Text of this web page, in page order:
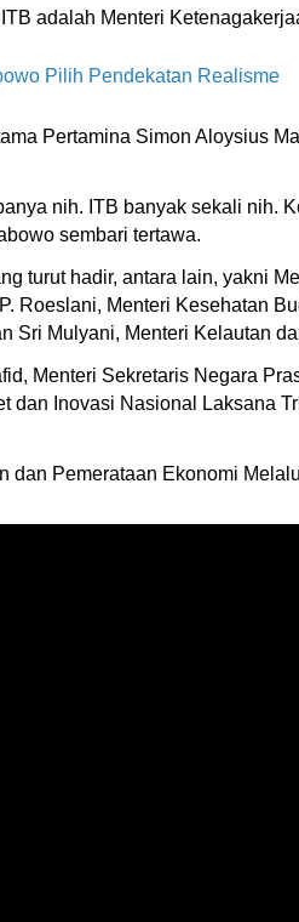
adalah Menteri
Pilih Pendekatan Realisme
Pertamina Simon Aloysius
nih. ITB banyak sekali nih.
sembari tertawa.
turut hadir, antara lain, yakni
Roeslani, Menteri Kesehatan
Sri Mulyani, Menteri Kelautan
Menteri Sekretaris Negara
Inovasi Nasional Laksana
dan Pemerataan Ekonomi